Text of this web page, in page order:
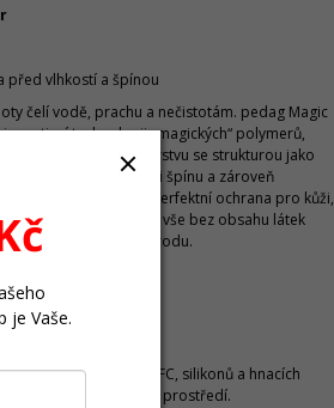
před vlhkostí a špínou
čelí vodě, prachu a nečistotám. pedag Magic
technologii „magických“ polymerů,
vytvářejí neviditelnou vrstvu se strukturou jako
Díky ní odpuzuje vodu i špínu a zároveň
pružný a prodyšný. Perfektní ochrana pro kůži,
materiály – a to vše bez obsahu látek
pro člověka i přírodu.
bez obsahu látek PFC, silikonů a hnacích
pro vás i životní prostředí.
je Vaše.